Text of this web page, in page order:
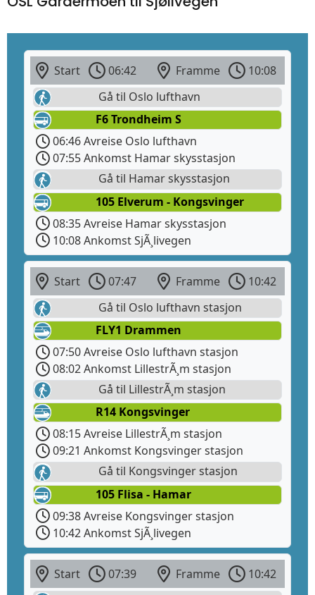
Start 06:42 Framme
10:08
Gå til Oslo lufthavn
F6 Trondheim S
06:46 Avreise Oslo lufthavn
07:55 Ankomst Hamar skysstasjon
Gå til Hamar skysstasjon
105 Elverum - Kongsvinger
08:35 Avreise Hamar skysstasjon
10:08 Ankomst SjÃ¸livegen
Start 07:47 Framme
10:42
Gå til Oslo lufthavn stasjon
FLY1 Drammen
07:50 Avreise Oslo lufthavn stasjon
08:02 Ankomst LillestrÃ¸m stasjon
Gå til LillestrÃ¸m stasjon
R14 Kongsvinger
08:15 Avreise LillestrÃ¸m stasjon
09:21 Ankomst Kongsvinger stasjon
Gå til Kongsvinger stasjon
105 Flisa - Hamar
09:38 Avreise Kongsvinger stasjon
10:42 Ankomst SjÃ¸livegen
Start 07:39 Framme
10:42